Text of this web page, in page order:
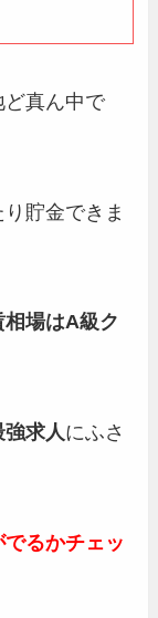
ど真ん中で
貯金できま
場はA級ク
求人にふさ
るかチェッ